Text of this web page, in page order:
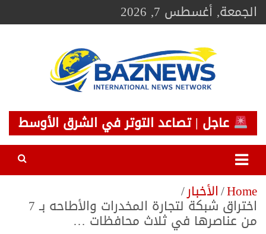
Skip
toالجمعة, أغسطس 7, 2026
BAZNEWS
شبكة باز الإخبارية
عاجل | تصاعد التوتر في الشرق الأوسط
Home الأخبار
اختراق شبكة لتجارة المخدرات والأطاحه بـ 7
من عناصرها في ثلاث محافظات …